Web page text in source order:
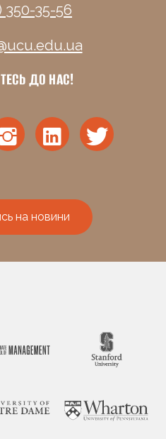
350-35-56
ДО НАС!
на новини